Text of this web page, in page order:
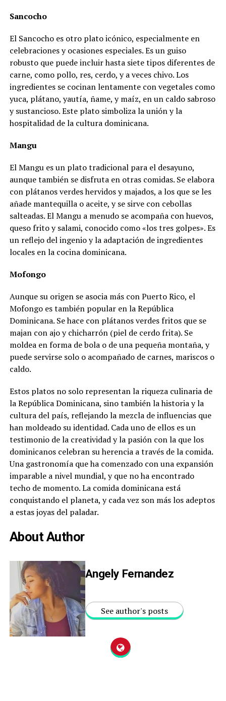
Sancocho
El Sancocho es otro plato icónico, especialmente en
celebraciones y ocasiones especiales. Es un guiso
robusto que puede incluir hasta siete tipos diferentes de
carne, como pollo, res, cerdo, y a veces chivo. Los
ingredientes se cocinan lentamente con vegetales como
yuca, plátano, yautía, ñame, y maíz, en un caldo sabroso
y sustancioso. Este plato simboliza la unión y la
hospitalidad de la cultura dominicana.
Mangu
El Mangu es un plato tradicional para el desayuno,
aunque también se disfruta en otras comidas. Se elabora
con plátanos verdes hervidos y majados, a los que se les
añade mantequilla o aceite, y se sirve con cebollas
salteadas. El Mangu a menudo se acompaña con huevos,
queso frito y salami, conocido como «los tres golpes». Es
un reflejo del ingenio y la adaptación de ingredientes
locales en la cocina dominicana.
Mofongo
Aunque su origen se asocia más con Puerto Rico, el
Mofongo es también popular en la República
Dominicana. Se hace con plátanos verdes fritos que se
majan con ajo y chicharrón (piel de cerdo frita). Se
moldea en forma de bola o de una pequeña montaña, y
puede servirse solo o acompañado de carnes, mariscos o
caldo.
Estos platos no solo representan la riqueza culinaria de
la República Dominicana, sino también la historia y la
cultura del país, reflejando la mezcla de influencias que
han moldeado su identidad. Cada uno de ellos es un
testimonio de la creatividad y la pasión con la que los
dominicanos celebran su herencia a través de la comida.
Una gastronomía que ha comenzado con una expansión
imparable a nivel mundial, y que no ha encontrado
techo de momento. La comida dominicana está
conquistando el planeta, y cada vez son más los adeptos
a estas joyas del paladar.
About Author
Angely Fernandez
See author's posts